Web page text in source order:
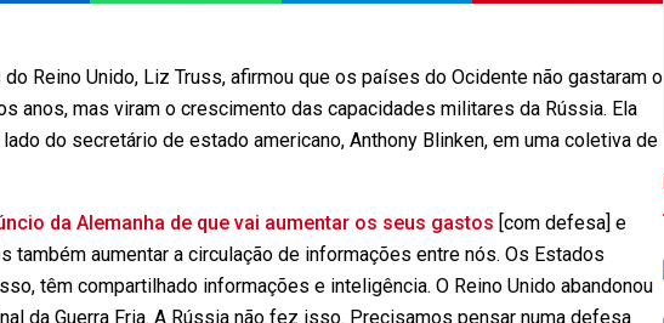
Reino Unido, Liz Truss, afirmou que os países do Ocidente não gastaram o
anos, mas viram o crescimento das capacidades militares da Rússia. Ela
do secretário de estado americano, Anthony Blinken, em uma coletiva de
da Alemanha de que vai aumentar os seus gastos [com defesa] e
também aumentar a circulação de informações entre nós. Os Estados
têm compartilhado informações e inteligência. O Reino Unido abandonou
da Guerra Fria. A Rússia não fez isso. Precisamos pensar numa defesa